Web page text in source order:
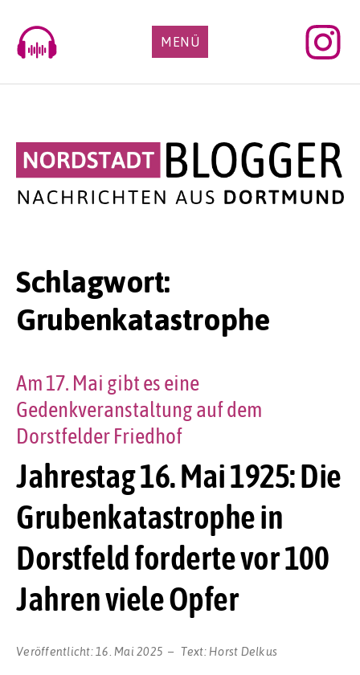
content
MENÜ
Schlagwort:
Grubenkatastrophe
Jahrestag 16. Mai 1925: Die
Grubenkatastrophe in
Dorstfeld forderte vor 100
Jahren viele Opfer
Am 17. Mai gibt es eine
Gedenkveranstaltung auf dem
Dorstfelder Friedhof
Veröffentlicht: 16. Mai 2025 Text: Horst Delkus